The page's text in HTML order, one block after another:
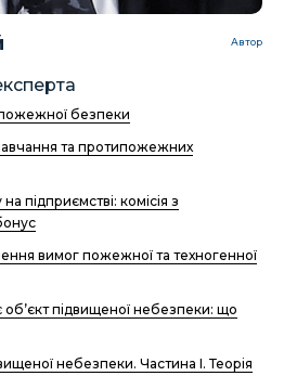
Автор
безпеки
та протипожежних
підприємстві: комісія з
вимог пожежної та техногенної
об’єкт підвищеної небезпеки: що
небезпеки. Частина І. Теорія